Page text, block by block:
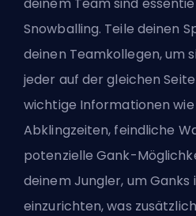
Snowballing. Teile deinen
deinen Teamkollegen, um
jeder auf der gleichen
wichtige Informationen wie
Abklingzeiten, feindliche
potenzielle Gank-
deinem Jungler, um Ganks
einzurichten, was